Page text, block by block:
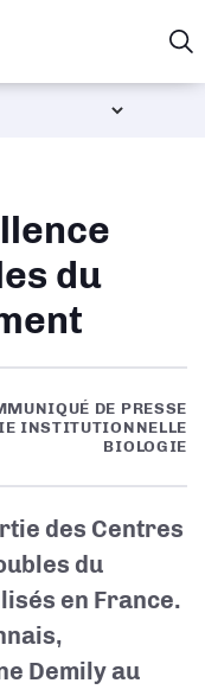
du
DE PRESSE
INSTITUTIONNELLE
BIOLOGIE
des Centres
du
en France.
Demily au